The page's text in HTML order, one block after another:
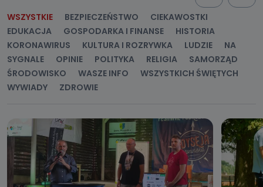
WSZYSTKIE BEZPIECZEŃSTWO
CIEKAWOSTKI
EDUKACJA
GOSPODARKA I FINANSE
HISTORIA
KORONAWIRUS
KULTURA I ROZRYWKA LUDZIE
NA
SYGNALE
OPINIE POLITYKA RELIGIA
SAMORZĄD
ŚRODOWISKO
WASZE INFO
WSZYSTKICH ŚWIĘTYCH
WYWIADY
ZDROWIE